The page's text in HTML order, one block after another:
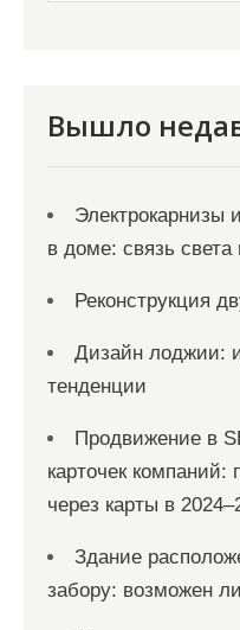
Вышло
Электрокарнизы
в доме: связь
Реконструкция
Дизайн лоджии:
тенденции
Продвижение в
карточек компаний:
через карты в
Здание
забору: возможен